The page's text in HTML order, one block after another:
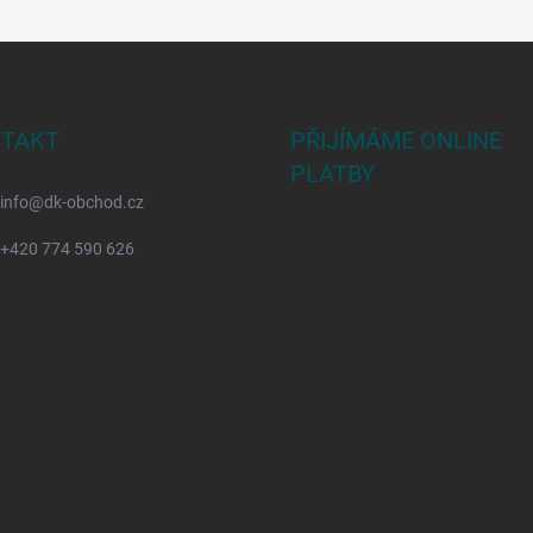
info@dk-obchod.cz
+420 774 590 626
PŘIJÍMÁME ONLINE
PLATBY